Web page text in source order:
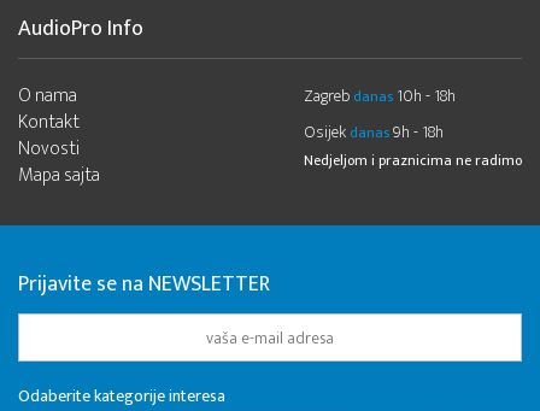
AudioPro Info
O nama
Kontakt
Novosti
Mapa sajta
Zagreb danas 10h - 18h
Osijek danas9h - 18h
Nedjeljom i praznicima ne radimo
Prijavite se na NEWSLETTER
Odaberite kategorije interesa